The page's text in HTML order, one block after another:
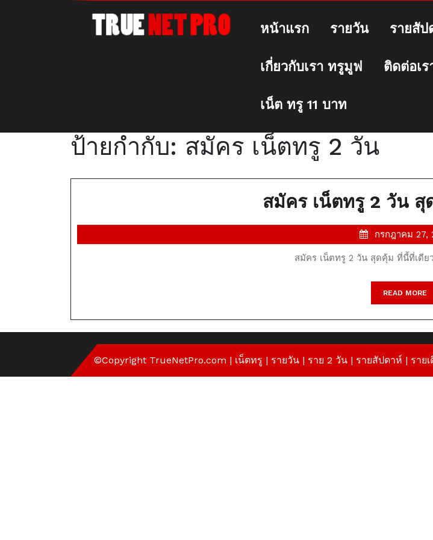
หน้าแรก รายวัน รายสัป
เกี่ยวกับเรา ทรูมูฟ ติดต่อเ
เน็ต ทรู 11 บาท
ป้ายกำกับ: สมัคร เน็ตทรู 2 วัน
สมัคร เน็ตทรู 2 วัน
กรกฎาคม 27,
สมัคร เน็ตทรู 2 วัน สุดคุ้ม ที่นี้ที่เดีย
READ MORE
©Copyright TrueNetPro.com | เน็ตทรู | รายวัน | ราย 2 วัน | รายสัปดาห์ | ราย